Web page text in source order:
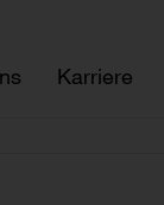
Karriere